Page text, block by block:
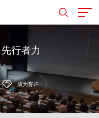
先行者力
成为客户